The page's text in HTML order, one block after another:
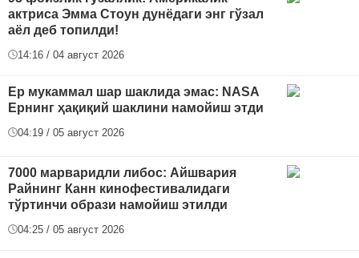
актриса Эмма Стоун дунёдаги энг гўзал
аёл деб топилди!
14:16 / 04 август 2026
Ер мукаммал шар шаклида эмас: NASA
Ернинг ҳақиқий шаклини намойиш этди
04:19 / 05 август 2026
7000 марваридли либос: Айшвария
Райнинг Канн кинофестивалидаги
тўртинчи образи намойиш этилди
04:25 / 05 август 2026